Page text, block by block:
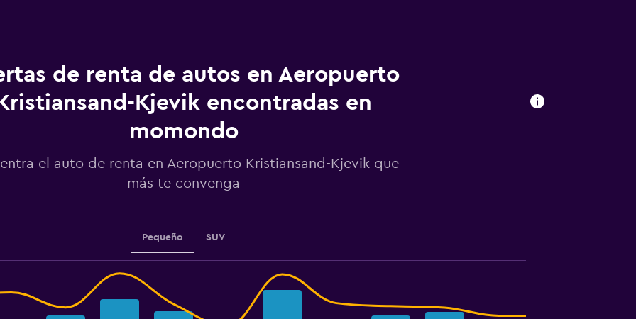
categories.
The
chart
has
displaying
de renta de autos en Aeropuerto
Kjevik encontradas en
momondo
el auto de renta en Aeropuerto Kristiansand-Kjevik que
más te convenga
Pequeño SUV